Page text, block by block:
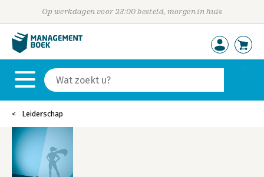
Op werkdagen voor 23:00 besteld, morgen in huis
Leiderschap